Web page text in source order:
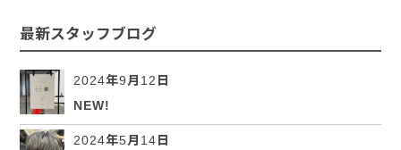
最新スタッフブログ
2024年9月12日
NEW!
2024年5月14日